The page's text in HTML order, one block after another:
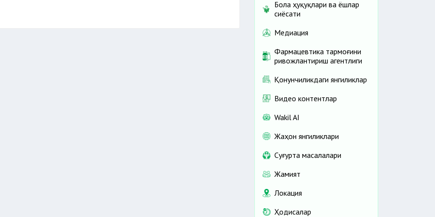
Бола ҳуқуқлари ва ёшлар
сиёсати
Медиация
Фармацевтика тармоғини
ривожлантириш агентлиги
Қонунчиликдаги янгиликлар
Видео контентлар
Wakil AI
Жаҳон янгиликлари
Cуғурта масалалари
Жамият
Локация
Ҳодисалар